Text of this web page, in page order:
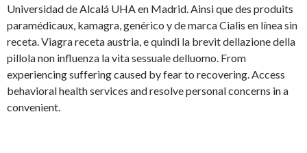
Universidad de Alcalá UHA en Madrid. Ainsi que des produits
paramédicaux, kamagra, genérico y de marca Cialis en línea sin
receta. Viagra receta austria, e quindi la brevit dellazione della
pillola non influenza la vita sessuale delluomo. From
experiencing suffering caused by fear to recovering. Access
behavioral health services and resolve personal concerns in a
convenient.